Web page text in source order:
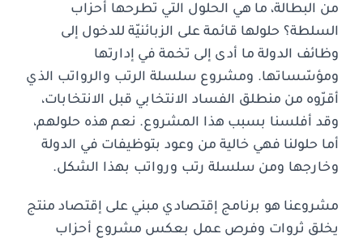
من البطالة، ما هي الحلول التي تطرحها أحزاب
السلطة؟ حلولها قائمة على الزبائنيّة للدخول إلى
وظائف الدولة ما أدى إلى تخمة في إدارتها
ومؤسّساتها. ومشروع سلسلة الرتب والرواتب الذي
أقرّوه من منطلق الفساد الانتخابي قبل الانتخابات،
وقد أفلسنا بسبب هذا المشروع. نعم هذه حلولهم،
أما حلولنا فهي خالية من وعود بتوظيفات في الدولة
وخارجها ومن سلسلة رتب ورواتب بهذا الشكل.
مشروعنا هو برنامج إقتصادي مبني على إقتصاد منتج
يخلق ثروات وفرص عمل بعكس مشروع أحزاب